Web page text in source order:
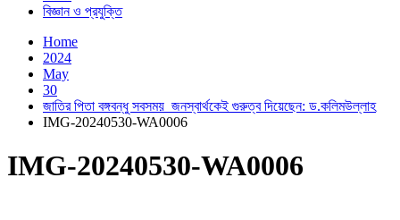
বিজ্ঞান ও প্রযুক্তি
Home
2024
May
30
জাতির পিতা বঙ্গবন্ধু সবসময় জনস্বার্থকেই গুরুত্ব দিয়েছেন: ড.কলিমউল্লাহ
IMG-20240530-WA0006
IMG-20240530-WA0006